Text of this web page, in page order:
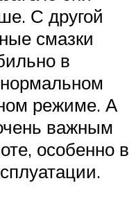
С другой
смазки
в
режиме. А
важным
особенно в